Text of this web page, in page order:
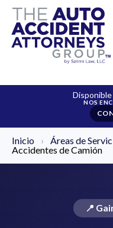
Inicio › Áreas de
Accidentes de Camión
📍